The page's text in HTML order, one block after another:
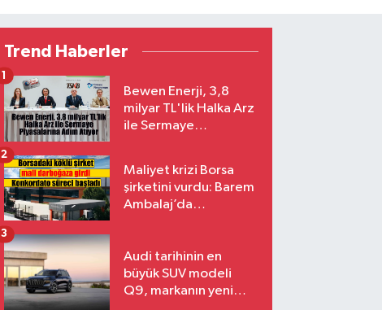
Trend Haberler
Bewen Enerji, 3,8
milyar TL'lik Halka Arz
ile Sermaye
1
Maliyet krizi Borsa
şirketini vurdu: Barem
Ambalaj’da
2
Audi tarihinin en
büyük SUV modeli
Q9, markanın yeni
3